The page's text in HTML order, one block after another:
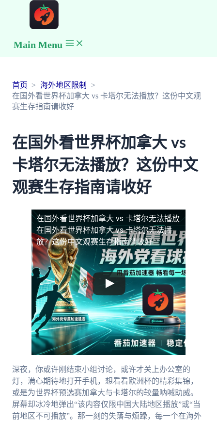
Main Menu
首页
海外地区限制
在国外看世界杯加拿大 vs 卡塔尔无法播放？这份中文观
赛生存指南请收好
在国外看世界杯加拿大 vs
卡塔尔无法播放？这份中文
观赛生存指南请收好
在国外看世界杯加拿大 vs 卡塔尔无法播放
在国外看世界杯加拿大 vs 卡塔尔无法播
放？这份中文观赛生存指南请收好
深夜，你或许刚结束小组讨论，或许才关上办公室的
灯，满心期待地打开手机，想看看欧洲杯的精彩集锦，
或是为世界杯预选赛加拿大与卡塔尔的较量呐喊助威。
屏幕却冰冷地弹出“该内容仅限中国大陆地区播放”或“当
前地区不可播放”。那一刻的失落与烦躁，每一个在海外